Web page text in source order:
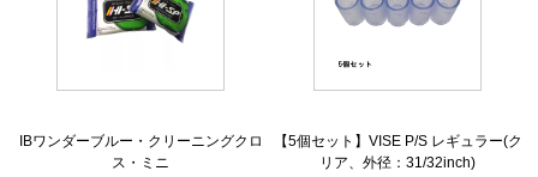
IBワンダーブルー・クリーニングクロ
ス・ミニ
【5個セット】VISE P/S レギュラー(ク
リア、外径：31/32inch)